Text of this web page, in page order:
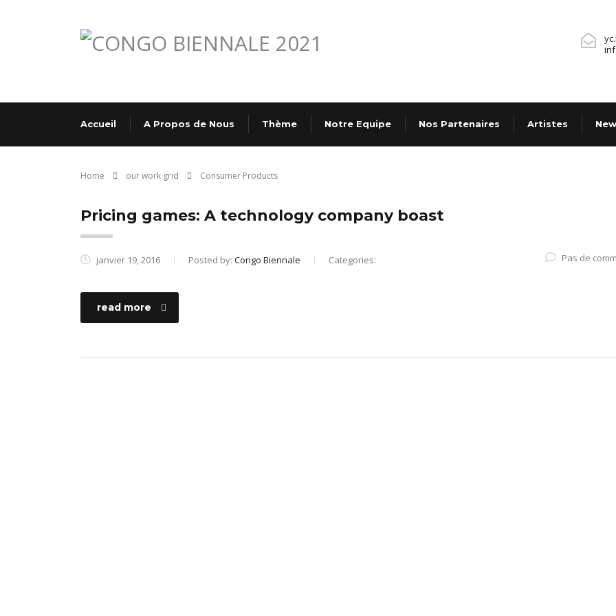
Accueil A Propos de Nous Thème Notre Equipe Nos Partenaires Artistes
Home our work grid Consumer Products
Pricing games: A technology company boast
janvier 19, 2016 Posted by: Congo Biennale Categories: Pas de
read more